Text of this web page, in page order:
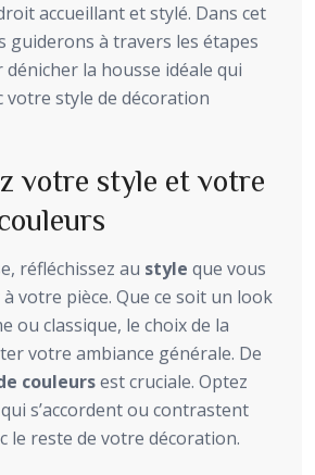
accueillant et stylé. Dans cet
guiderons à travers les étapes
la housse idéale qui
votre style de décoration
votre style et votre
réfléchissez au style que vous
votre pièce. Que ce soit un look
ou classique, le choix de la
votre ambiance générale. De
couleursest cruciale. Optez
s’accordent ou contrastent
le reste de votre décoration.